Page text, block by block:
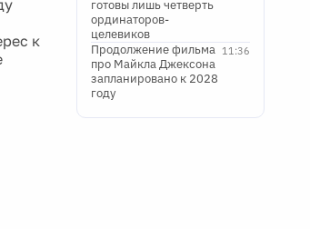
к
готовы лишь четверть
ординаторов-
целевиков
11:36
Продолжение фильма
про Майкла Джексона
запланировано к 2028
году